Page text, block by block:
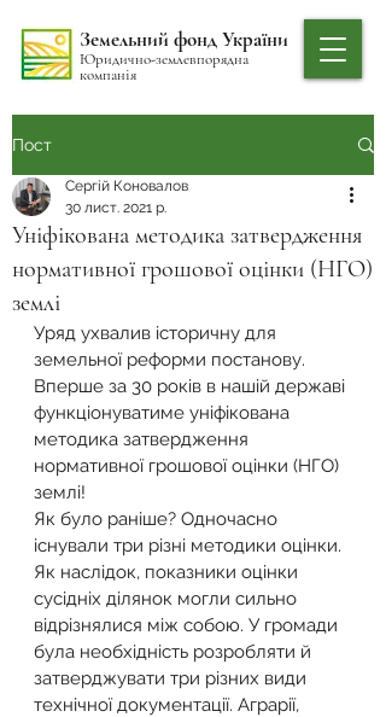
Земельний фонд України
Юридично-землевпорядна
компанія
Пост
Уніфікована методика затвердження
нормативної грошової оцінки (НГО)
землі
Сергій Коновалов
30 лист. 2021 р.
Уряд ухвалив історичну для
земельної реформи постанову.
Вперше за 30 років в нашій державі
функціонуватиме уніфікована
методика затвердження
нормативної грошової оцінки (НГО)
землі!
Як було раніше? Одночасно
існували три різні методики оцінки.
Як наслідок, показники оцінки
сусідніх ділянок могли сильно
відрізнялися між собою. У громади
була необхідність розробляти й
затверджувати три різних види
технічної документації. Аграрії,